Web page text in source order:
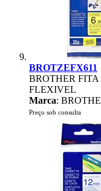
BROTZEFX611
BROTHER
FLEXIVEL
Marca:
Preço sob consulta